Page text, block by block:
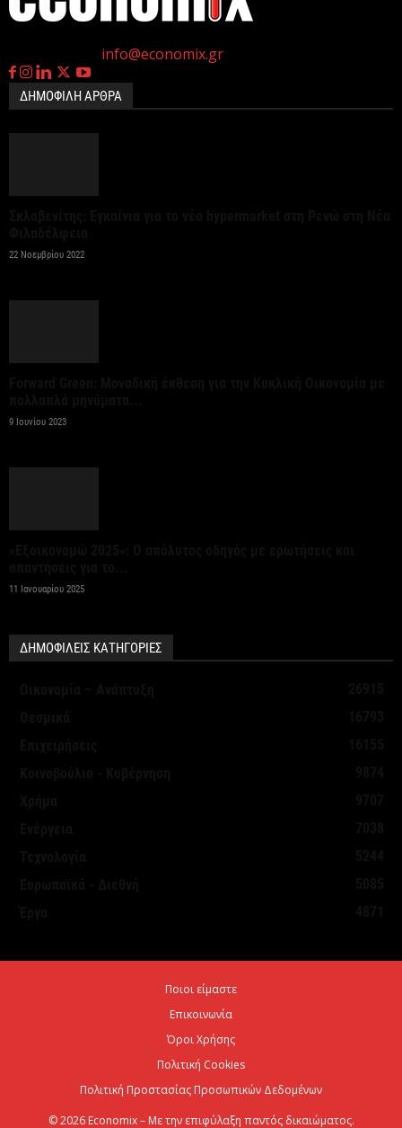
info@economix.gr
ΔΗΜΟΦΙΛΗ ΑΡΘΡΑ
22 Νοεμβρίου 2022
9 Ιουνίου 2023
11 Ιανουαρίου 2025
ΔΗΜΟΦΙΛΕΙΣ ΚΑΤΗΓΟΡΙΕΣ
Ποιοι είμαστε
Επικοινωνία
Όροι Χρήσης
Πολιτική Cookies
Πολιτική Προστασίας Προσωπικών Δεδομένων
© 2026 Economix – Με την επιφύλαξη παντός δικαιώματος.